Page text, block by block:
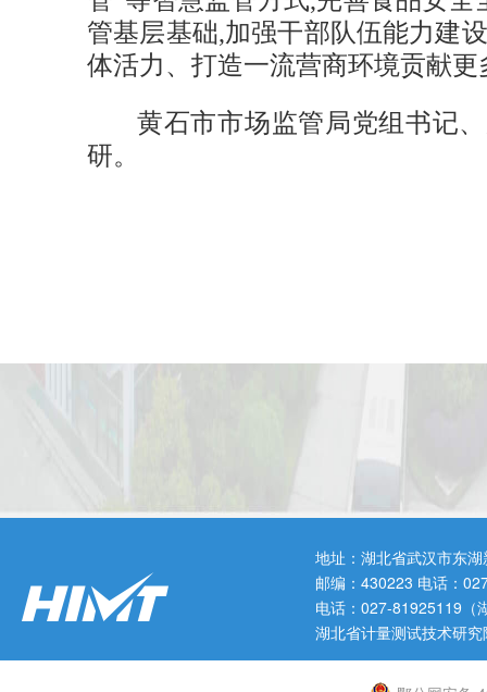
管基层基础,加强干部队伍能力建
体活力、打造一流营商环境贡献
黄石市市场监管局党组书记
研。
地址：湖北省武汉市东
邮编：430223 电话：
电话：027-81925119（
湖北省计量测试技术研